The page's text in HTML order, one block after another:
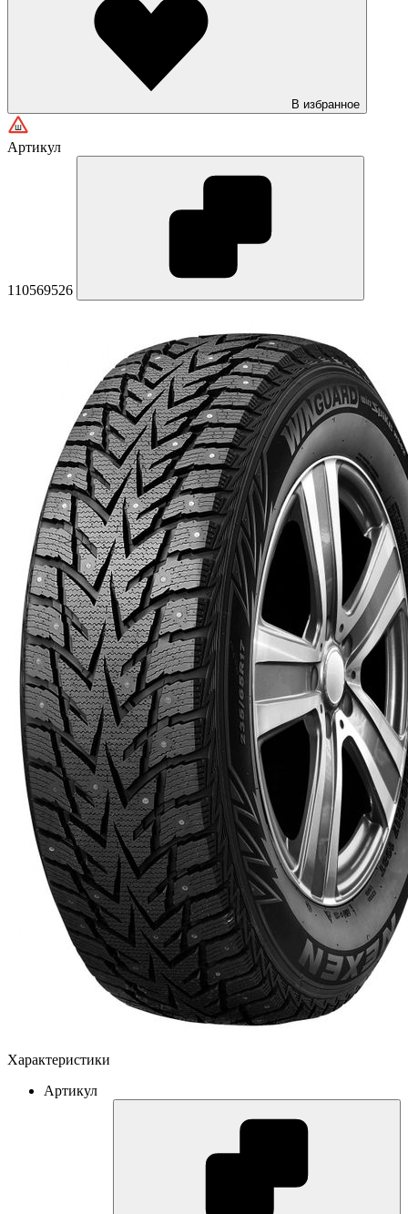
В избранное
Артикул
110569526
Характеристики
Артикул